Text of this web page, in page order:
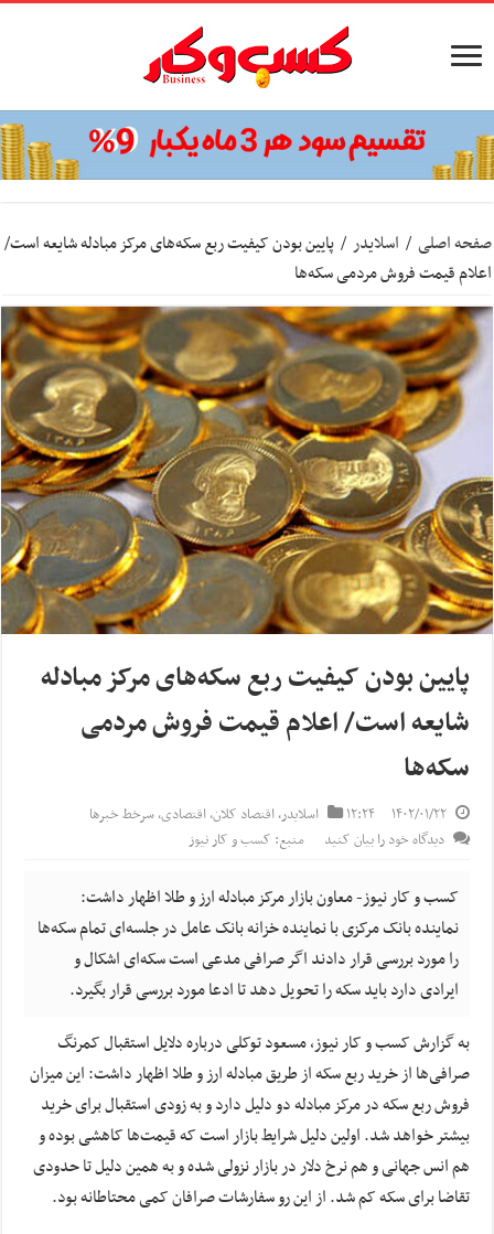
صفحه اصلی / اسلایدر / پایین بودن کیفیت ربع سکه‌های مرکز مبادله شایعه است/
اعلام قیمت فروش مردمی سکه‌ها
پایین بودن کیفیت ربع سکه‌های مرکز مبادله
شایعه است/ اعلام قیمت فروش مردمی
سکه‌ها
۱۴۰۲/۰۱/۲۲ ۱۲:۲۴ اسلایدر,اقتصاد کلان,اقتصادی,سرخط خبرها
دیدگاه خود را بیان کنید
منبع: کسب و کار نیوز
کسب و کار نیوز- معاون بازار مرکز مبادله ارز و طلا اظهار داشت:
نماینده بانک مرکزی با نماینده خزانه بانک عامل در جلسه‌ای تمام سکه‌ها
را مورد بررسی قرار دادند اگر صرافی مدعی است سکه‌ای اشکال و
ایرادی دارد باید سکه را تحویل دهد تا ادعا مورد بررسی قرار بگیرد.
به گزارش کسب و کار نیوز، مسعود توکلی درباره دلایل استقبال کمرنگ
صرافی‌ها از خرید ربع سکه از طریق مبادله ارز و طلا اظهار داشت: این میزان
فروش ربع سکه در مرکز مبادله دو دلیل دارد و به زودی استقبال برای خرید
بیشتر خواهد شد. اولین دلیل شرایط بازار است که قیمت‌ها کاهشی بوده و
هم انس جهانی و هم نرخ دلار در بازار نزولی شده و به همین دلیل تا حدودی
تقاضا برای سکه کم شد. از این رو سفارشات‌ صرافان کمی محتاطانه بود.